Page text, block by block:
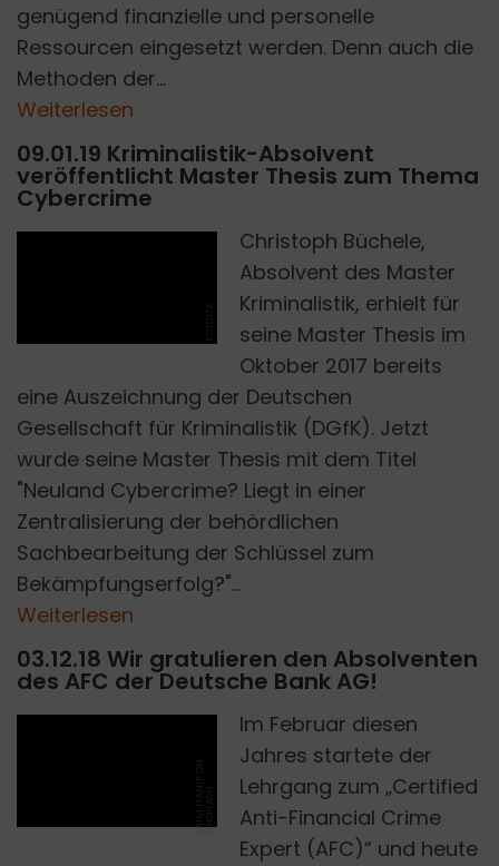
genügend finanzielle und personelle
Ressourcen eingesetzt werden. Denn auch die
Methoden der...
Weiterlesen
09.01.19 Kriminalistik-Absolvent
veröffentlicht Master Thesis zum Thema
Cybercrime
Christoph Büchele,
Absolvent des Master
Kriminalistik, erhielt für
seine Master Thesis im
Oktober 2017 bereits
eine Auszeichnung der Deutschen
Gesellschaft für Kriminalistik (DGfK). Jetzt
wurde seine Master Thesis mit dem Titel
"Neuland Cybercrime? Liegt in einer
Zentralisierung der behördlichen
Sachbearbeitung der Schlüssel zum
Bekämpfungserfolg?"...
Weiterlesen
03.12.18 Wir gratulieren den Absolventen
des AFC der Deutsche Bank AG!
Im Februar diesen
Jahres startete der
Lehrgang zum „Certified
Anti-Financial Crime
Expert (AFC)“ und heute